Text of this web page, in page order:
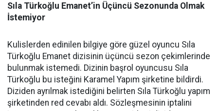
Sıla Türkoğlu Emanet’in Üçüncü Sezonunda Olmak
İstemiyor
Kulislerden edinilen bilgiye göre güzel oyuncu Sıla
Türkoğlu Emanet dizisinin üçüncü sezon çekimlerinde
bulunmak istemedi. Dizinin başrol oyuncusu Sıla
Türkoğlu bu isteğini Karamel Yapım şirketine bildirdi.
Diziden ayrılmak istediğini belirten Sıla Türkoğlu yapım
şirketinden red cevabı aldı. Sözleşmesinin iptalini